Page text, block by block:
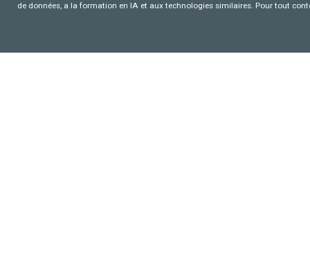
de données, a la formation en IA et aux technologies similaires. Pour tout